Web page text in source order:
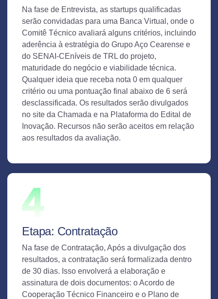
Na fase de Entrevista, as startups qualificadas
serão convidadas para uma Banca Virtual, onde o
Comitê Técnico avaliará alguns critérios, incluindo
aderência à estratégia do Grupo Aço Cearense e
do SENAI-CEníveis de TRL do projeto,
maturidade do negócio e viabilidade técnica.
Qualquer ideia que receba nota 0 em qualquer
critério ou uma pontuação final abaixo de 6 será
desclassificada. Os resultados serão divulgados
no site da Chamada e na Plataforma do Edital de
Inovação. Recursos não serão aceitos em relação
aos resultados da avaliação.
Etapa: Contratação
Na fase de Contratação, Após a divulgação dos
resultados, a contratação será formalizada dentro
de 30 dias. Isso envolverá a elaboração e
assinatura de dois documentos: o Acordo de
Cooperação Técnico Financeiro e o Plano de